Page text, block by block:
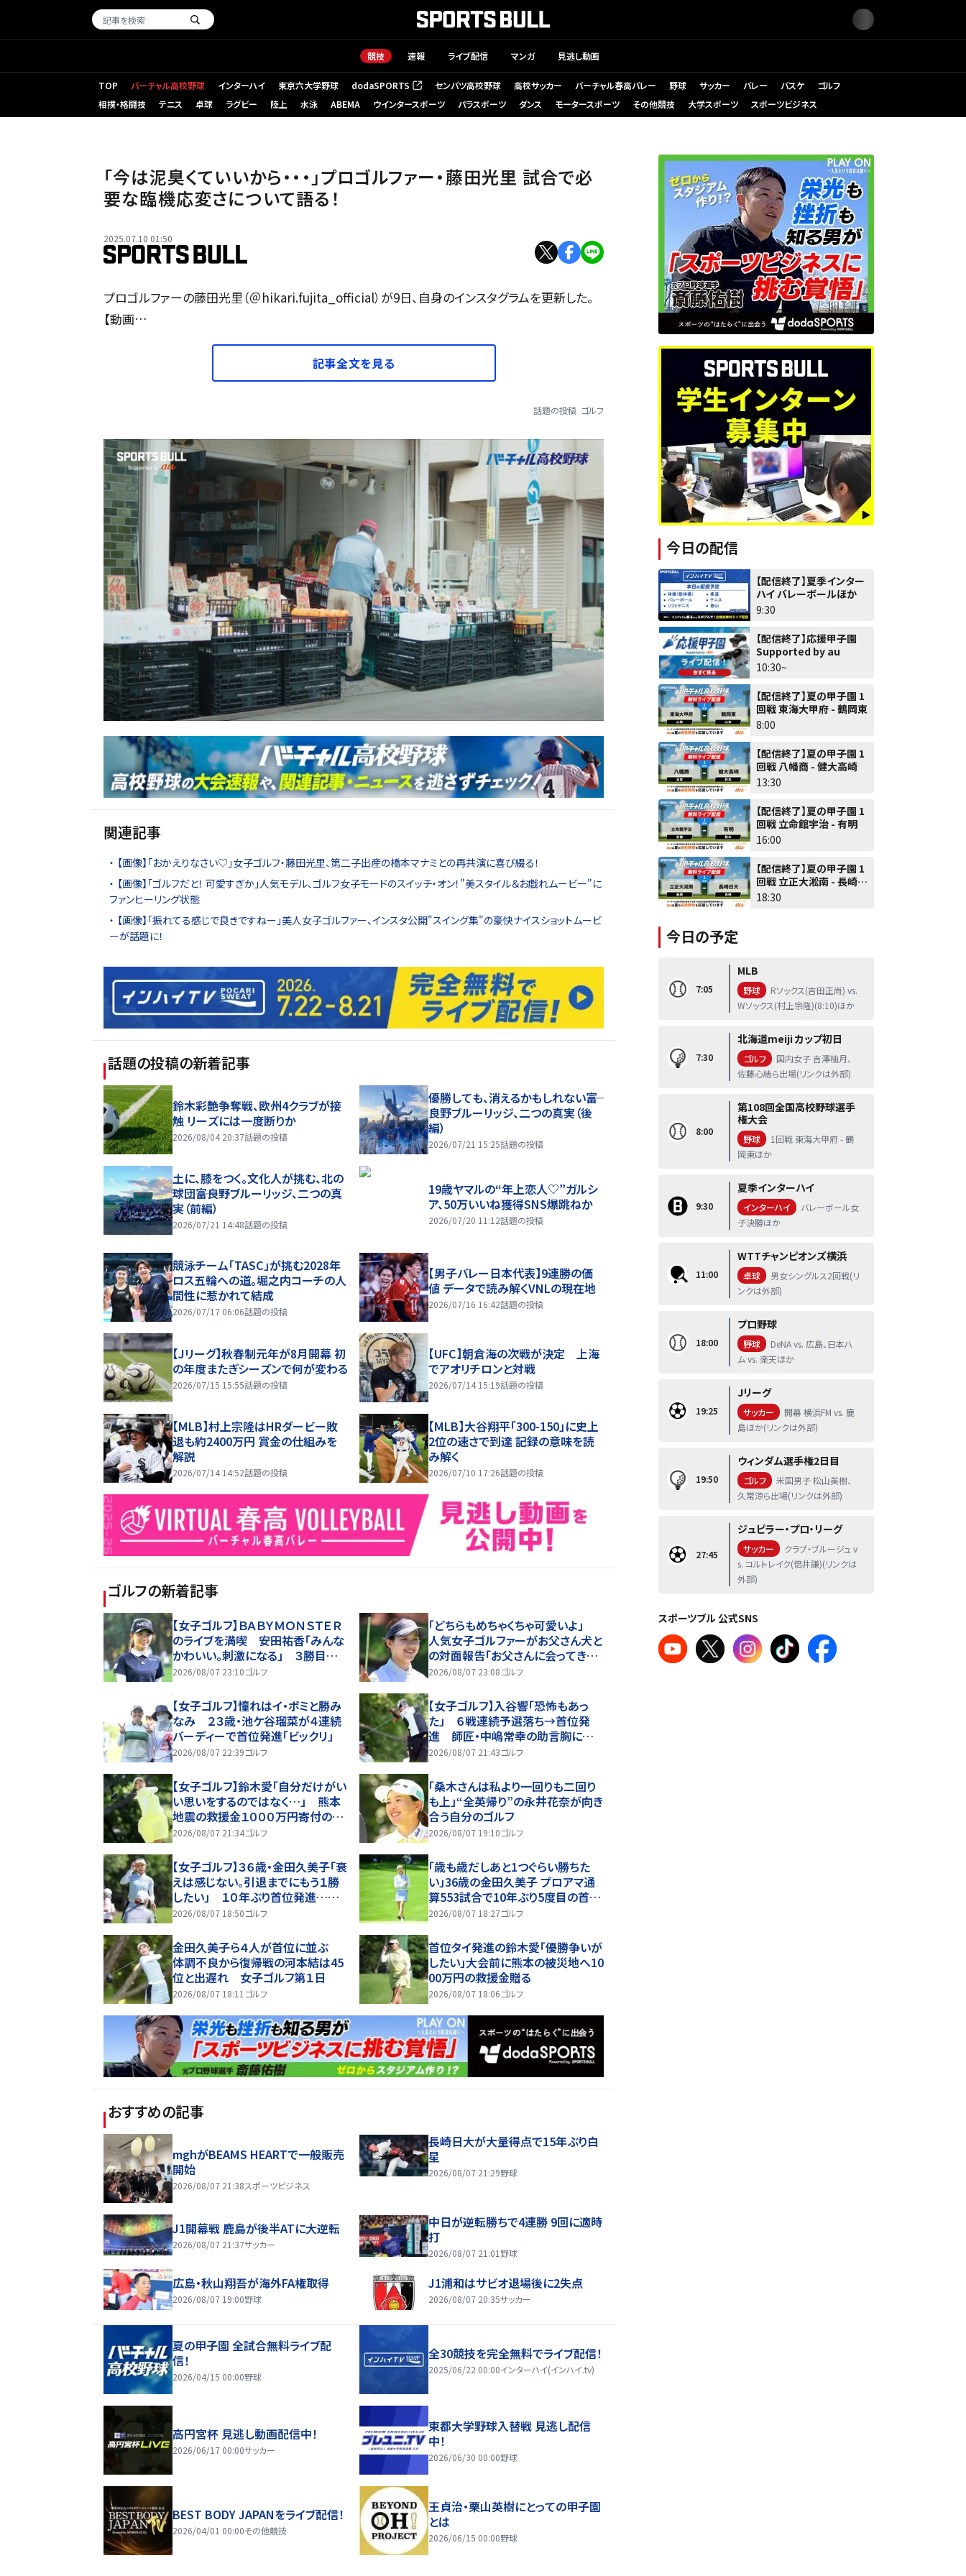
競技 速報 ライブ配信 マンガ 見逃し動画
TOP バーチャル高校野球 インターハイ 東京六大学野球 dodaSPORTS
（新しいタブで開く） センバツ高校野球 高校サッカー バーチャル春高バレー 野球 サッカー バレー バスケ
ゴルフ
相撲・格闘技
テニス 卓球 ラグビー 陸上 水泳 ABEMA ウインタースポーツ パラスポーツ ダンス モータースポーツ その他競技 大学スポーツ スポーツビジネス
「今は泥臭くていいから・・・」プロゴルファー・藤田光里 試合で必
要な臨機応変さについて語る！
2025.07.10 01:50
プロゴルファーの藤田光里（＠hikari.fujita_official）が9日、自身のインスタグラムを更新した。
【動画…
記事全文を見る
話題の投稿 ゴルフ
関連記事
【画像】「おかえりなさい♡」女子ゴルフ・藤田光里、第二子出産の橋本マナミとの再共演に喜び綴る！
【画像】「ゴルフだと！ 可愛すぎか」人気モデル、ゴルフ女子モードのスイッチ・オン！"美スタイル＆お戯れムービー"に
ファンヒーリング状態
【画像】「振れてる感じで良きですねー」美人女子ゴルファー、インスタ公開"スイング集"の豪快ナイスショットムービ
ーが話題に！
話題の投稿の新着記事
鈴木彩艶争奪戦、欧州4クラブが接
触 リーズには一度断りか
2026/08/04 20:37話題の投稿
優勝しても、消えるかもしれない――富
良野ブルーリッジ、二つの真実（後
編）
2026/07/21 15:25話題の投稿
土に、膝をつく。文化人が挑む、北の
球団――富良野ブルーリッジ、二つの真
実（前編）
2026/07/21 14:48話題の投稿
19歳ヤマルの“年上恋人♡”ガルシ
ア、50万いいね獲得SNS爆跳ねか
2026/07/20 11:12話題の投稿
競泳チーム「TASC」が挑む2028年
ロス五輪への道。堀之内コーチの人
間性に惹かれて結成
2026/07/17 06:06話題の投稿
【男子バレー日本代表】9連勝の価
値 データで読み解くVNLの現在地
2026/07/16 16:42話題の投稿
【Jリーグ】秋春制元年が8月開幕 初
の年度またぎシーズンで何が変わる
2026/07/15 15:55話題の投稿
【UFC】朝倉海の次戦が決定 上海
でアオリチロンと対戦
2026/07/14 15:19話題の投稿
【MLB】村上宗隆はHRダービー敗
退も約2400万円 賞金の仕組みを
解説
2026/07/14 14:52話題の投稿
【MLB】大谷翔平「300-150」に史上
2位の速さで到達 記録の意味を読
み解く
2026/07/10 17:26話題の投稿
ゴルフの新着記事
【女子ゴルフ】ＢＡＢＹＭＯＮＳＴＥＲ
のライブを満喫 安田祐香「みんな
かわいい。刺激になる」 ３勝目へ１
差５位発進
2026/08/07 23:10ゴルフ
「どちらもめちゃくちゃ可愛いよ」
人気女子ゴルファーがお父さん犬と
の対面報告「お父さんに会ってきま
した♥♥真っ白」 ＳＮＳ「イケメン
か？」
2026/08/07 23:08ゴルフ
【女子ゴルフ】憧れはイ・ボミと勝み
なみ ２３歳・池ケ谷瑠菜が４連続
バーディーで首位発進「ビックリ」
2026/08/07 22:39ゴルフ
【女子ゴルフ】入谷響「恐怖もあっ
た」 ６戦連続予選落ち→首位発
進 師匠・中嶋常幸の助言胸に再
出発
2026/08/07 21:43ゴルフ
【女子ゴルフ】鈴木愛「自分だけがい
い思いをするのではなく…」 熊本
地震の救援金１０００万円寄付の理
由明かす
2026/08/07 21:34ゴルフ
「桑木さんは私より一回りも二回り
も上」“全英帰り”の永井花奈が向き
合う自分のゴルフ
2026/08/07 19:10ゴルフ
【女子ゴルフ】３６歳・金田久美子「衰
えは感じない。引退までにもう１勝
したい」 １０年ぶり首位発進…ツ
アー３勝目狙う
2026/08/07 18:50ゴルフ
「歳も歳だしあと1つぐらい勝ちた
い」36歳の金田久美子 プロアマ通
算553試合で10年ぶり5度目の首位
発進
2026/08/07 18:27ゴルフ
金田久美子ら４人が首位に並ぶ
体調不良から復帰戦の河本結は45
位と出遅れ 女子ゴルフ第１日
2026/08/07 18:11 ゴルフ
首位タイ発進の鈴木愛「優勝争いが
したい」大会前に熊本の被災地へ10
00万円の救援金贈る
2026/08/07 18:06ゴルフ
おすすめの記事
mghがBEAMS HEARTで一般販売
開始
2026/08/07 21:38スポーツビジネス
長崎日大が大量得点で15年ぶり白
星
2026/08/07 21:29野球
J1開幕戦 鹿島が後半ATに大逆転
2026/08/07 21:37サッカー
中日が逆転勝ちで4連勝 9回に適時
打
2026/08/07 21:01 野球
広島・秋山翔吾が海外FA権取得
2026/08/07 19:00野球
J1浦和はサビオ退場後に2失点
2026/08/07 20:35サッカー
夏の甲子園 全試合無料ライブ配
信！
2026/04/15 00:00野球
全30競技を完全無料でライブ配信！
2025/06/22 00:00インターハイ(インハイ.tv)
高円宮杯 見逃し動画配信中！
2026/06/17 00:00サッカー
東都大学野球入替戦 見逃し配信
中！
2026/06/30 00:00野球
BEST BODY JAPANをライブ配信！
2026/04/01 00:00その他競技
王貞治・栗山英樹にとっての甲子園
とは
2026/06/15 00:00野球
今日の配信
【配信終了】夏季インター
ハイ バレーボールほか
9:30
【配信終了】応援甲子園
Supported by au
10:30~
【配信終了】夏の甲子園 1
回戦 東海大甲府 - 鶴岡東
8:00
【配信終了】夏の甲子園 1
回戦 八幡商 - 健大高崎
13:30
【配信終了】夏の甲子園 1
回戦 立命館宇治 - 有明
16:00
【配信終了】夏の甲子園 1
回戦 立正大淞南 - 長崎日
大
18:30
今日の予定
7:05
MLB
野球
Rソックス(吉田正尚) vs.
Wソックス(村上宗隆)(8:10)ほか
7:30
北海道meiji カップ初日
ゴルフ
国内女子 吉澤柚月、
佐藤心結ら出場(リンクは外部)
8:00
第108回全国高校野球選手
権大会
野球
1回戦 東海大甲府 - 鶴
岡東ほか
9:30
夏季インターハイ
インターハイ
バレーボール女
子決勝ほか
11:00
WTTチャンピオンズ横浜
卓球
男女シングルス2回戦(リ
ンクは外部)
18:00
プロ野球
野球
DeNA vs. 広島、日本ハ
ム vs. 楽天ほか
19:25
Jリーグ
サッカー
開幕 横浜FM vs. 鹿
島ほか(リンクは外部)
19:50
ウィンダム選手権2日目
ゴルフ
米国男子 松山英樹、
久常涼ら出場(リンクは外部)
27:45
ジュピラー・プロ・リーグ
サッカー
クラブ・ブルージュ v
s. コルトレイク(倍井謙)(リンクは
外部)
スポーツブル 公式SNS